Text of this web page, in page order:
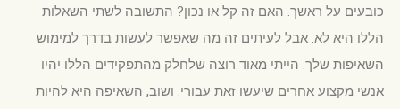
כובעים על ראשך. האם זה קל או נכון? התשובה לשתי השאלות
הללו היא לא. אבל לעיתים זה מה שאפשר לעשות בדרך למימוש
השאיפות שלך. הייתי מאוד רוצה שלחלק מהתפקידים הללו יהיו
אנשי מקצוע אחרים שיעשו זאת עבורי. ושוב, השאיפה היא להיות